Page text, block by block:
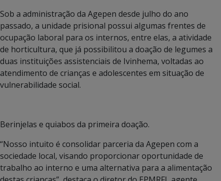
Sob a administração da Agepen desde julho do ano
passado, a unidade prisional possui algumas frentes de
ocupação laboral para os internos, entre elas, a atividade
de horticultura, que já possibilitou a doação de legumes a
duas instituições assistenciais de Ivinhema, voltadas ao
atendimento de crianças e adolescentes em situação de
vulnerabilidade social.
Berinjelas e quiabos da primeira doação.
“Nosso intuito é consolidar parceria da Agepen com a
sociedade local, visando proporcionar oportunidade de
trabalho ao interno e uma alternativa para a alimentação